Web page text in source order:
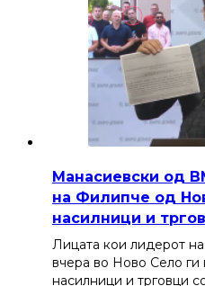
Манасиевски од
на Филипче од
насилници и
Лицата кои лидерот
вчера во Ново Село ги
насилници и трговци